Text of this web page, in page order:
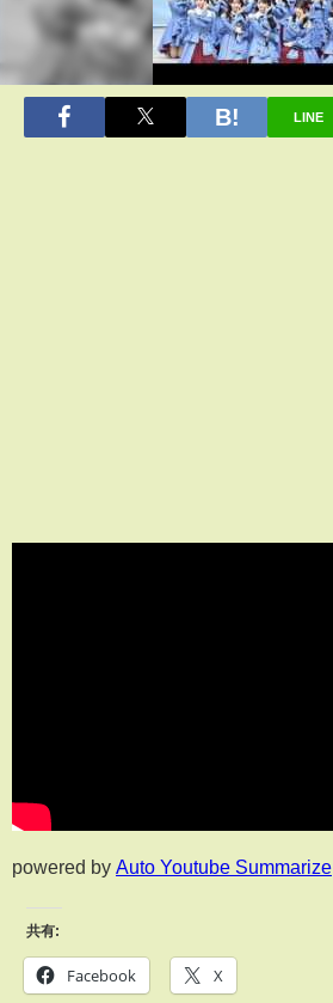
LINE
powered by Auto Youtube Summarize
共有:
Facebook X